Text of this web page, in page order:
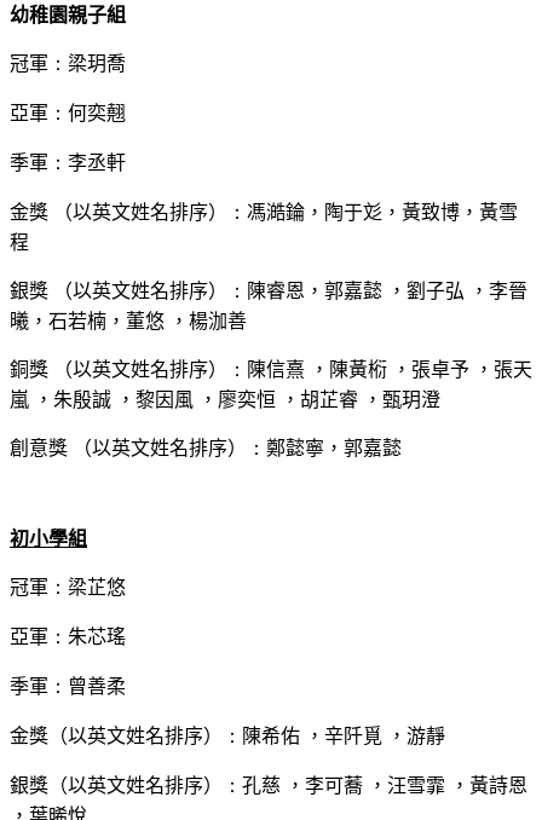
幼稚園親子組
冠軍 ： 梁玥喬
亞軍 ： 何奕翹
季軍 ： 李丞軒
金獎 （以英文姓名排序） ： 馮澔錀，陶于彣，黃致博，黃雪
程
銀獎 （以英文姓名排序） ： 陳睿恩，郭嘉懿 ，劉子弘 ，李晉
𣌀 ，石若楠，董悠 ，楊泇善
銅獎 （以英文姓名排序） ： 陳信熹 ，陳黃椼 ，張卓予 ，張天
嵐 ，朱殷誠 ，黎因風 ，廖奕恒 ，胡芷睿 ，甄玥澄
創意獎 （以英文姓名排序） ： 鄭懿寧，郭嘉懿
初小學組
冠軍 ： 梁芷悠
亞軍 ： 朱芯瑤
季軍 ： 曾善柔
金獎（以英文姓名排序） ： 陳希佑 ，辛阡覓 ，游靜
銀獎（以英文姓名排序） ： 孔慈 ，李可蕎 ，汪雪霏 ，黃詩恩
，葉晞悅